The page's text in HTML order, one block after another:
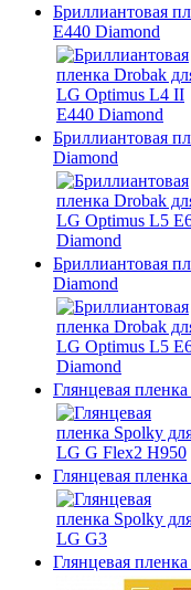
Бриллиантовая
E440 Diamond
Бриллиантовая
Diamond
Бриллиантовая
Diamond
Глянцевая
Глянцевая
Глянцевая